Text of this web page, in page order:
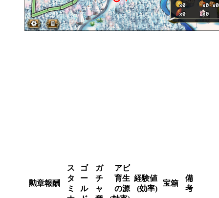
勲章報酬
ス
タ
ミ
ゴ
ー
ル
ガ
チ
ャ
アビ
育生
の源
経験値
(効率)
宝箱
備
考